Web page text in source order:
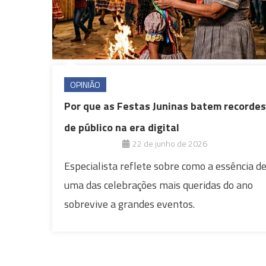
OPINIÃO
Por que as Festas Juninas batem recordes
de público na era digital
22 de junho de 2026
Especialista reflete sobre como a essência de
uma das celebrações mais queridas do ano
sobrevive a grandes eventos.